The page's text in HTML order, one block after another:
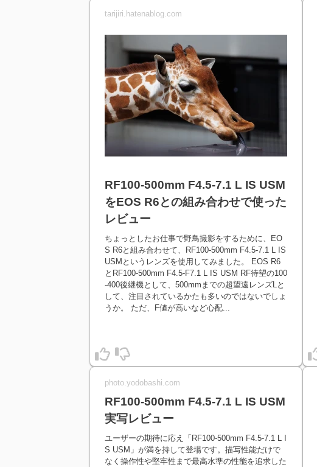
tarijiri.hatenablog.com
RF100-500mm F4.5-7.1 L IS USM
をEOS R6との組み合わせで使った
レビュー
ちょっとしたお仕事で野鳥撮影をするために、EO
S R6と組み合わせて、RF100-500mm F4.5-7.1 L IS
USMというレンズを使用してみました。 EOS R6
とRF100-500mm F4.5-F7.1 L IS USM RF待望の100
-400後継機として、500mmまでの超望遠レンズLと
して、注目されているかたも多いのではないでしょ
うか。 ただ、F値が高いなど心配...
photo.yodobashi.com
RF100-500mm F4.5-7.1 L IS USM
実写レビュー
ユーザーの期待に応え「RF100-500mm F4.5-7.1 L I
S USM」が満を持して登場です。描写性能だけで
なく操作性や堅牢性まで最高水準の性能を追求した